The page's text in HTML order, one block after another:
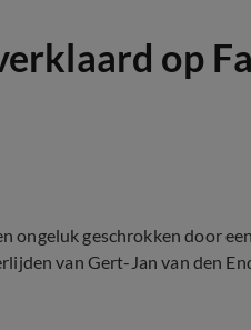
op
ongeluk geschrokken door
van Gert-Jan van den